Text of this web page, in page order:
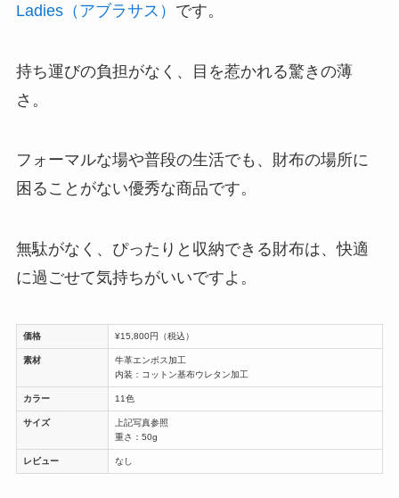
Ladies（アブラサス） です。
持ち運びの負担がなく、目を惹かれる驚きの薄
さ。
フォーマルな場や普段の生活でも、財布の場所に
困ることがない優秀な商品です。
無駄がなく、ぴったりと収納できる財布は、快適
に過ごせて気持ちがいいですよ。
価格 ¥15,800円（税込）
素材
牛革エンボス加工
内装：コットン基布ウレタン加工
カラー 11色
サイズ
上記写真参照
重さ：50g
レビュー なし